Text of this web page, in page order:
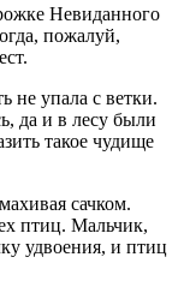
Невиданного
пожалуй,
не упала с ветки.
да и в лесу были
такое чудище
сачком.
птиц. Мальчик,
удвоения, и птиц